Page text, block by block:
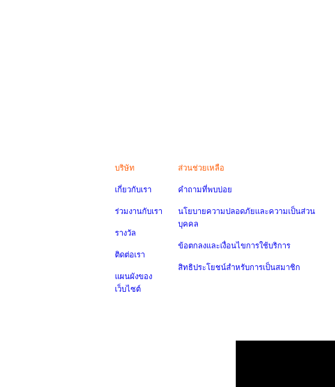
บริษัท
เกี่ยวกับเรา
ร่วมงานกับเรา
รางวัล
ติดต่อเรา
แผนผังของ
เว็บไซต์
ส่วนช่วยเหลือ
คำถามที่พบบ่อย
นโยบายความปลอดภัยและความเป็นส่วน
บุคคล
ข้อตกลงและเงื่อนไขการใช้บริการ
สิทธิประโยชน์สำหรับการเป็นสมาชิก